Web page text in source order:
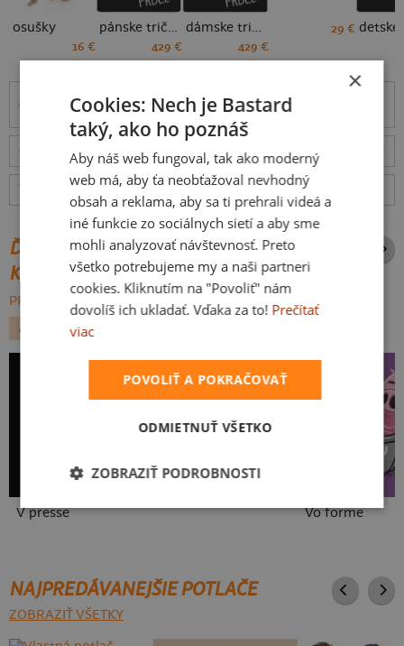
osušky
16 €
pánske tričko
429 €
dámske tričko
429 €
29 €
Informácie o produkte
Odošleme v piatok 7.8., doručíme v utorok 11.8.
Tabuľka veľkostí: Akú vybrať?
ĎALŠIE POTLAČE Z ROVNAKEJ
KATEGÓRIE
PREHĽADÁVAŤ VŠETKO:
ADRENALÍN
V presse
To je moje so ženou
Vo forme
NAJPREDÁVANEJŠIE POTLAČE
ZOBRAZIŤ VŠETKY
×
Cookies: Nech je Bastard
taký, ako ho poznáš
Aby náš web fungoval, tak ako moderný
web má, aby ťa neobťažoval nevhodný
obsah a reklama, aby sa ti prehrali videá a
iné funkcie zo sociálnych sietí a aby sme
mohli analyzovať návštevnosť. Preto
všetko potrebujeme my a naši partneri
cookies. Kliknutím na "Povoliť" nám
dovolíš ich ukladať. Vďaka za to! Prečítať
viac
POVOLIŤ A POKRAČOVAŤ
ODMIETNUŤ VŠETKO
ZOBRAZIŤ PODROBNOSTI